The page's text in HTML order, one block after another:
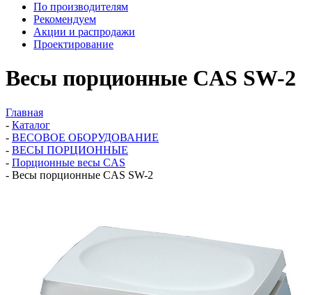
По производителям
Рекомендуем
Акции и распродажи
Проектирование
Весы порционные CAS SW-2
Главная
- Каталог
- ВЕСОВОЕ ОБОРУДОВАНИЕ
- ВЕСЫ ПОРЦИОННЫЕ
- Порционные весы СAS
- Весы порционные CAS SW-2